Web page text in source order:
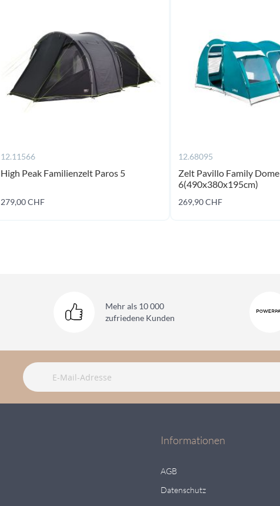
12.11566
High Peak Familienzelt Paros 5
279,00 CHF
12.68095
Zelt Pavillo Family Dome
6(490x380x195cm)
269,90 CHF
Mehr als 10 000
zufriedene Kunden
Informationen
AGB
Datenschutz